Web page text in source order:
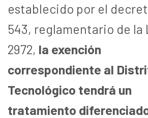
establecido por el
543, reglamentario de la
2972, la exención
correspondiente al
Tecnológico tendrá un
tratamiento